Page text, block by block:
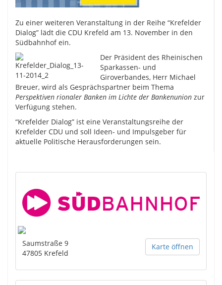
Zu einer weiteren Veranstaltung in der Reihe “Krefelder
Dialog” lädt die CDU Krefeld am 13. November in den
Südbahnhof ein.
Der Präsident des Rheinischen
Sparkassen- und
Giroverbandes, Herr Michael
Breuer, wird als Gesprächspartner beim Thema
Perspektiven rionaler Banken im Lichte der Bankenunion zur
Verfügung stehen.
“Krefelder Dialog” ist eine Veranstaltungsreihe der
Krefelder CDU und soll Ideen- und Impulsgeber für
aktuelle Politische Herausforderungen sein.
Karte öffnen
Saumstraße 9
47805 Krefeld